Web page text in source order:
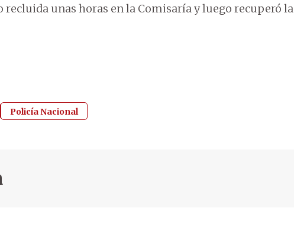
unas horas en la Comisaría y luego recuperó la
Policía Nacional